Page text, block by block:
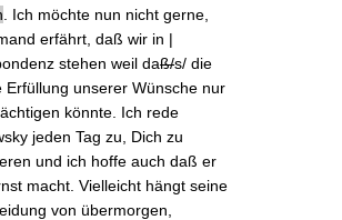
. Ich möchte nun nicht gerne,
erfährt, daß wir in |
stehen weil daß/s/ die
Erfüllung unserer Wünsche nur
könnte. Ich rede
jeden Tag zu, Dich zu
und ich hoffe auch daß er
macht. Vielleicht hängt seine
von übermorgen,